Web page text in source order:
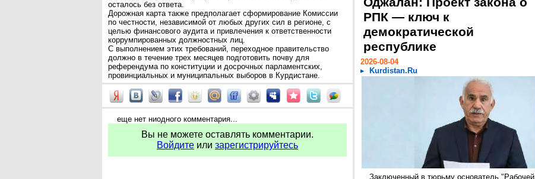
осталось без ответа.
Дорожная карта также предполагает сформирование Комиссии
по честности, независимой от любых других сил в регионе, с
целью финансового аудита и привлечения к ответственности
коррумпированных должностных лиц.
С выполнением этих требований, переходное правительство
должно в течение трех месяцев подготовить почву для
референдума по конституции и досрочных парламентских,
провинциальных и муниципальных выборов в Курдистане.
еще нет ниодного комментария...
Вы не можете оставлять комментарии.
Войдите или зарегистрируйтесь
РПК — ключ к
демократической
республике
2026-08-04
Kurdistan.Ru
Заключенный в тюрьму основатель "Рабочей